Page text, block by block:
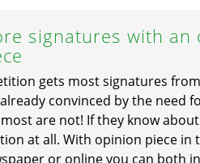
signatures with an
gets most signatures
convinced by the need
are not! If they know
at all. With opinion piece in
or online you can both